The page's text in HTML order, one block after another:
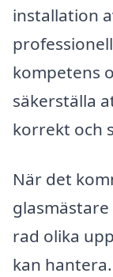
installation
kompetens
säkerställa
korrekt och
När det
rad olika
kan